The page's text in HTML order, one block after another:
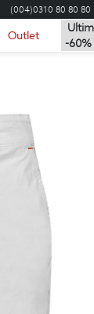
(004)0310 80 80 80
Outlet
-60%
Romana